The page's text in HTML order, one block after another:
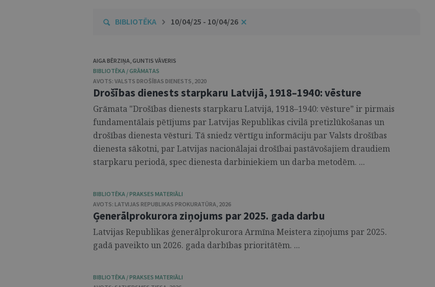
BIBLIOTĒKA 10/04/25 - 10/04/26
AIGA BĒRZIŅA, GUNTIS VĀVERIS
BIBLIOTĒKA / GRĀMATAS
AVOTS: VALSTS DROŠĪBAS DIENESTS, 2020
Drošības dienests starpkaru Latvijā, 1918–1940: vēsture
Grāmata "Drošības dienests starpkaru Latvijā, 1918–1940: vēsture” ir pirmais
fundamentālais pētījums par Latvijas Republikas civilā pretizlūkošanas un
drošības dienesta vēsturi. Tā sniedz vērtīgu informāciju par Valsts drošības
dienesta sākotni, par Latvijas nacionālajai drošībai pastāvošajiem draudiem
starpkaru periodā, spec dienesta darbiniekiem un darba metodēm. ...
BIBLIOTĒKA / PRAKSES MATERIĀLI
AVOTS: LATVIJAS REPUBLIKAS PROKURATŪRA, 2026
Ģenerālprokurora ziņojums par 2025. gada darbu
Latvijas Republikas ģenerālprokurora Armīna Meistera ziņojums par 2025.
gadā paveikto un 2026. gada darbības prioritātēm. ...
BIBLIOTĒKA / PRAKSES MATERIĀLI